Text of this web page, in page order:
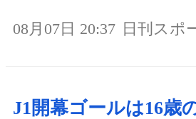
08月07日 20:37 日刊スポ
J1開幕ゴールは16歳